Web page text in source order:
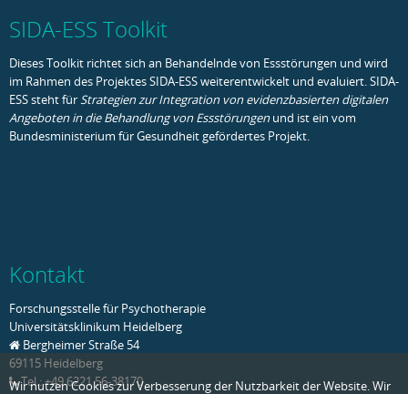
SIDA-ESS Toolkit
Dieses Toolkit richtet sich an Behandelnde von Essstörungen und wird
im Rahmen des Projektes SIDA-ESS weiterentwickelt und evaluiert. SIDA-
ESS steht für Strategien zur Integration von evidenzbasierten digitalen
Angeboten in die Behandlung von Essstörungenund ist ein vom
Bundesministerium für Gesundheit gefördertes Projekt.
Kontakt
Forschungsstelle für Psychotherapie
Universitätsklinikum Heidelberg
Bergheimer Straße 54
69115 Heidelberg
Tel.: +49 6221 56-38170
Wir nutzen Cookies zur Verbesserung der Nutzbarkeit der Website. Wir